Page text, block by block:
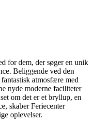
for dem, der søger en unik
Beliggende ved den
atmosfære med
nyde moderne faciliteter
om det er et bryllup, en
skaber Feriecenter
oplevelser.